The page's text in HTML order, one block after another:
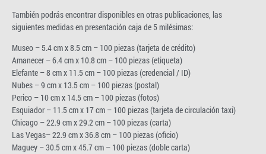
También podrás encontrar disponibles en otras publicaciones, las
siguientes medidas en presentación caja de 5 milésimas:
Museo – 5.4 cm x 8.5 cm – 100 piezas (tarjeta de crédito)
Amanecer – 6.4 cm x 10.8 cm – 100 piezas (etiqueta)
Elefante – 8 cm x 11.5 cm – 100 piezas (credencial / ID)
Nubes – 9 cm x 13.5 cm – 100 piezas (postal)
Perico – 10 cm x 14.5 cm – 100 piezas (fotos)
Esquiador – 11.5 cm x 17 cm – 100 piezas (tarjeta de circulación taxi)
Chicago – 22.9 cm x 29.2 cm – 100 piezas (carta)
Las Vegas– 22.9 cm x 36.8 cm – 100 piezas (oficio)
Maguey – 30.5 cm x 45.7 cm – 100 piezas (doble carta)